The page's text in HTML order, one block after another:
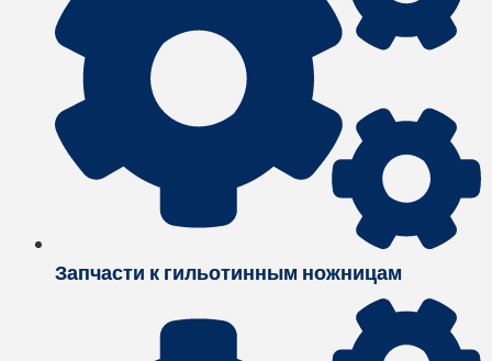
Запчасти к гильотинным ножницам